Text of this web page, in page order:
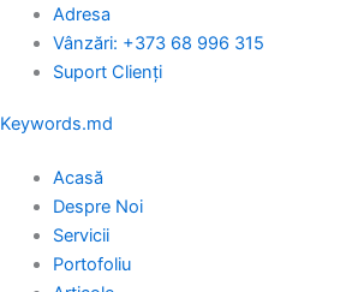
content
Adresa
Vânzări: +373 68 996 315
Suport Clienți
Keywords.md
Acasă
Despre Noi
Servicii
Portofoliu